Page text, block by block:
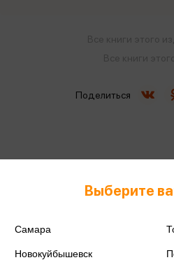
Поделиться
Выберите
Самара
Новокуйбышевск